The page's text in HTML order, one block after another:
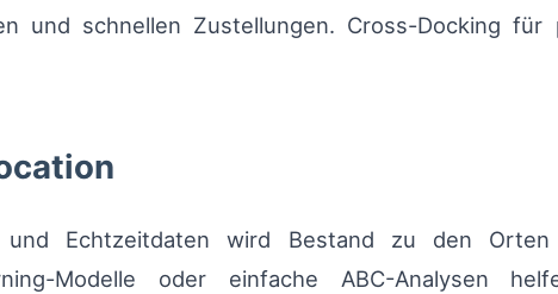
und schnellen Zustellungen. Cross-Docking für
und Echtzeitdaten wird Bestand zu den
Modelle oder einfache ABC-Analysen